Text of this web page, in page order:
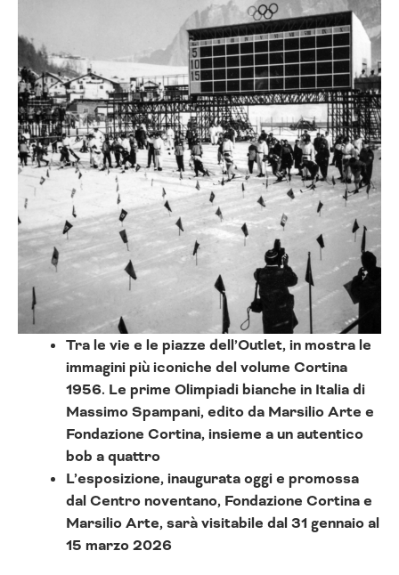
Tra le vie e le piazze dell’Outlet, in mostra le
immagini più iconiche del volume Cortina
1956. Le prime Olimpiadi bianche in Italia di
Massimo Spampani, edito da Marsilio Arte e
Fondazione Cortina, insieme a un autentico
bob a quattro
L’esposizione, inaugurata oggi e promossa
dal Centro noventano, Fondazione Cortina e
Marsilio Arte, sarà visitabile dal 31 gennaio al
15 marzo 2026